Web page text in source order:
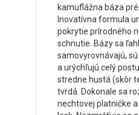
kamuflážna báza
Inovatívna formula
pokrytie prírodného
schnutie. Bázy sa
samovyrovnávajú,
a urýchľujú celý
stredne hustá (skôr
tvrdá. Dokonale sa
nechtovej platničke